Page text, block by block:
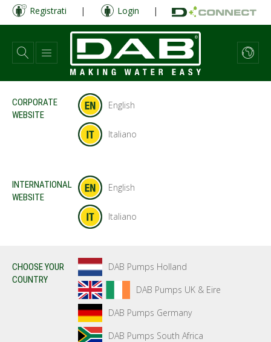
Salta
contenuto
principale
Registrati | Login |
CORPORATE
WEBSITE
English
Italiano
INTERNATIONAL
WEBSITE
English
Italiano
CHOOSE YOUR
COUNTRY
DAB Pumps Holland
DAB Pumps UK & Eire
DAB Pumps Germany
DAB Pumps South Africa